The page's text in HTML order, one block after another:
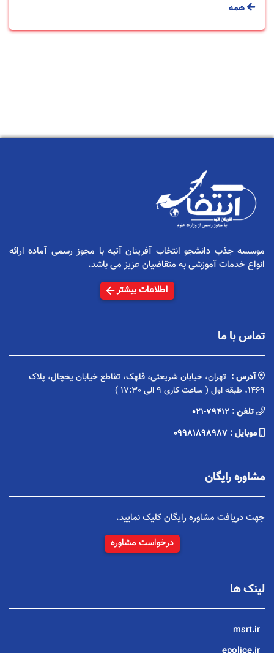
همه
موسسه جذب دانشجو انتخاب آفرینان آتیه با مجوز رسمی آماده ارائه
انواع خدمات آموزشی به متقاضیان عزیز می باشد.
اطلاعات بیشتر
تماس با ما
آدرس : تهران، خیابان شریعتی، قلهک، تقاطع خیابان یخچال، پلاک
1469، طبقه اول ( ساعت کاری 9 الی 17:30 )
تلفن : 021-79412
موبایل : 09981898987
مشاوره رایگان
جهت دریافت مشاوره رایگان کلیک نمایید.
درخواست مشاوره
لینک ها
msrt.ir